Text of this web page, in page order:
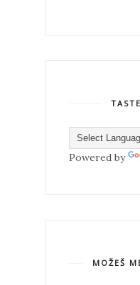
Powered by
MOŽEŠ